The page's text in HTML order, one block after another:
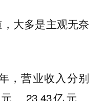
大多是主观无奈
，营业收入分别
、23.43亿元、